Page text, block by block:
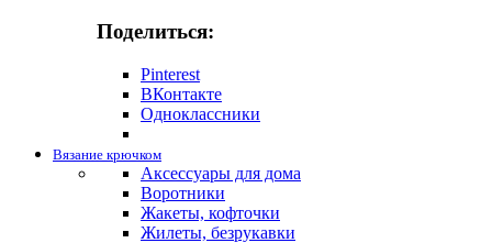
Поделиться:
Pinterest
ВКонтакте
Одноклассники
Вязание крючком
Аксессуары для дома
Воротники
Жакеты, кофточки
Жилеты, безрукавки